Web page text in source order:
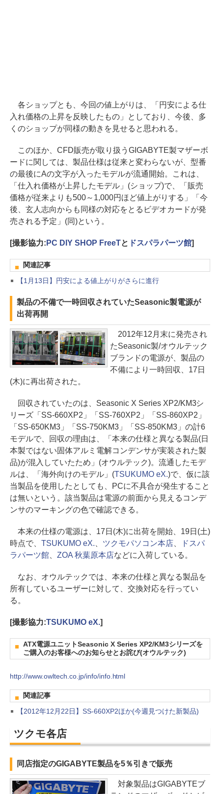
各ショップとも、今回の値上がりは、「円安による仕
入れ価格の上昇を反映したもの」としており、今後、多
くのショップが同様の動きを見せると思われる。
このほか、CFD販売が取り扱うGIGABYTE製マザーボ
ードに関しては、製品仕様は従来と変わらないが、型番
の最後にAの文字が入ったモデルが流通開始。これは、
「仕入れ価格が上昇したモデル」(ショップ)で、「販売
価格が従来よりも500～1,000円ほど値上がりする」「今
後、玄人志向からも同様の対応をとるビデオカードが発
売される予定」(同)という。
[撮影協力: PC DIY SHOP FreeTと ドスパラパーツ館]
関連記事
【1月13日】円安による値上がりがさらに進行
製品の不備で一時回収されていたSeasonic製電源が
出荷再開
2012年12月末に発売され
たSeasonic製/オウルテック
ブランドの電源が、製品の
不備により一時回収、17日
(木)に再出荷された。
回収されていたのは、Seasonic X Series XP2/KM3シ
リーズ「SS-660XP2」「SS-760XP2」「SS-860XP2」
「SS-650KM3」「SS-750KM3」「SS-850KM3」の計6
モデルで、回収の理由は、「本来の仕様と異なる製品(日
本製ではない固体アルミ電解コンデンサが実装された製
品)が混入していたため」(オウルテック)。流通したモデ
ルは、「海外向けのモデル」(TSUKUMO eX.)で、仮に該
当製品を使用したとしても、PCに不具合が発生すること
は無いという。該当製品は電源の前面から見えるコンデ
ンサのマーキングの色で確認できる。
本来の仕様の電源は、17日(木)に出荷を開始、19日(土)
時点で、 TSUKUMO eX. ツクモパソコン本店、
ドスパ
ラパーツ館、 ZOA 秋葉原本店などに入荷している。
なお、オウルテックでは、本来の仕様と異なる製品を
所有しているユーザーに対して、交換対応を行ってい
る。
[撮影協力:TSUKUMO eX.]
ATX電源ユニットSeasonic X Series XP2/KM3シリーズを
ご購入のお客様へのお知らせとお詫び(オウルテック)
http://www.owltech.co.jp/info/info.html
関連記事
【2012年12月22日】SS-660XP2ほか(今週見つけた新製品)
ツクモ各店
同店指定のGIGABYTE製品を5％引きで販売
対象製品はGIGABYTEブ